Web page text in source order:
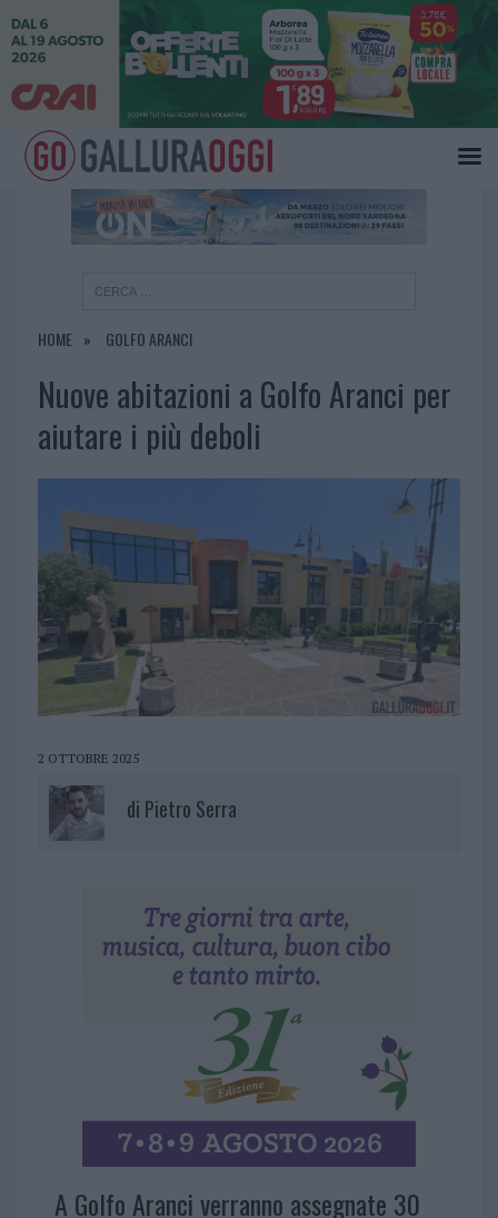
HOME GOLFO ARANCI
Nuove abitazioni a Golfo Aranci per
aiutare i più deboli
2 OTTOBRE 2025
di Pietro Serra
A Golfo Aranci verranno assegnate 30
×